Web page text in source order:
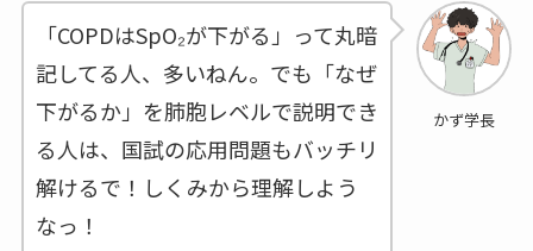
かず学長
「COPDはSpO₂が下がる」って丸暗
記してる人、多いねん。でも「なぜ
下がるか」を肺胞レベルで説明でき
る人は、国試の応用問題もバッチリ
解けるで！しくみから理解しよう
なっ！